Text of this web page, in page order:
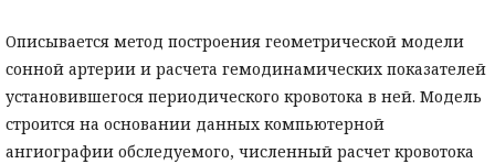
Описывается метод построения геометрической модели
сонной артерии и расчета гемодинамических показателей
установившегося периодического кровотока в ней. Модель
строится на основании данных компьютерной
ангиографии обследуемого, численный расчет кровотока